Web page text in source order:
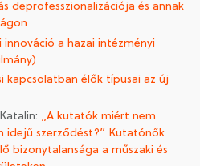
deprofesszionalizációja és annak
innováció a hazai intézményi
kapcsolatban élők típusai az új
„A kutatók miért nem
idejű szerződést?” Kutatónők
bizonytalansága a műszaki és